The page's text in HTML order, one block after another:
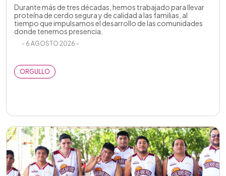
Durante más de tres décadas, hemos trabajado para llevar
proteína de cerdo segura y de calidad a las familias, al
tiempo que impulsamos el desarrollo de las comunidades
donde tenemos presencia.
- 6 AGOSTO 2026 -
ORGULLO